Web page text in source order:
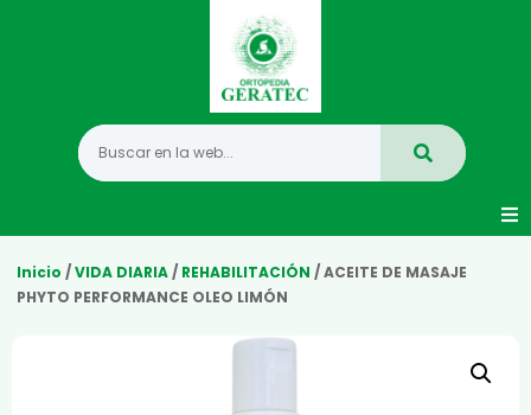
Movilidad
Inicio /VIDA DIARIA/ REHABILITACIÓN / ACEITE DE MASAJE
PHYTO PERFORMANCE OLEO LIMÓN